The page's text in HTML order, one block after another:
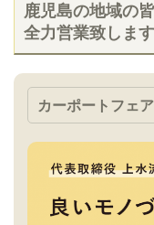
鹿児島の地域の
全力営業致します
カーポートフェア